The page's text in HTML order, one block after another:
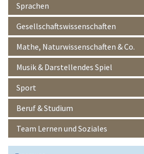
Sprachen
Gesellschaftswissenschaften
Mathe, Naturwissenschaften & Co.
Musik & Darstellendes Spiel
Sport
Beruf & Studium
Team Lernen und Soziales